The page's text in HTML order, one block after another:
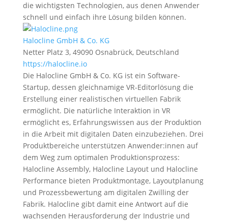
die wichtigsten Technologien, aus denen Anwender
schnell und einfach ihre Lösung bilden können.
Halocline GmbH & Co. KG
Netter Platz 3, 49090 Osnabrück, Deutschland
https://halocline.io
Die Halocline GmbH & Co. KG ist ein Software-
Startup, dessen gleichnamige VR-Editorlösung die
Erstellung einer realistischen virtuellen Fabrik
ermöglicht. Die natürliche Interaktion in VR
ermöglicht es, Erfahrungswissen aus der Produktion
in die Arbeit mit digitalen Daten einzubeziehen. Drei
Produktbereiche unterstützen Anwender:innen auf
dem Weg zum optimalen Produktionsprozess:
Halocline Assembly, Halocline Layout und Halocline
Performance bieten Produktmontage, Layoutplanung
und Prozessbewertung am digitalen Zwilling der
Fabrik. Halocline gibt damit eine Antwort auf die
wachsenden Herausforderung der Industrie und